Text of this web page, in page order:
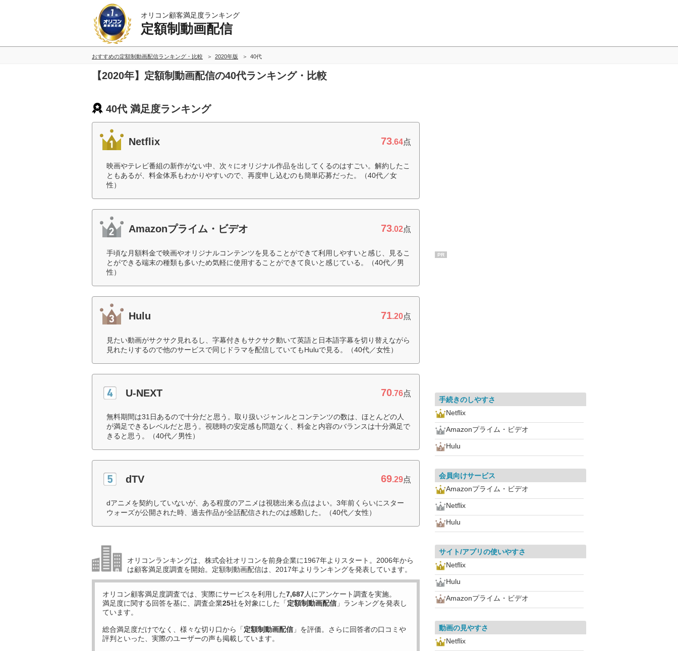
オリコン顧客満足度ランキング
定額制動画配信
おすすめの定額制動画配信ランキング・比較 2020年版 40代
【2020年】定額制動画配信の40代ランキング・比較
40代 満足度ランキング
Netflix 73.64点
映画やテレビ番組の新作がない中、次々にオリジナル作品を出してくるのはすごい。解約したこ
ともあるが、料金体系もわかりやすいので、再度申し込むのも簡単応募だった。（40代／女
性）
Amazonプライム・ビデオ 73.02点
手頃な月額料金で映画やオリジナルコンテンツを見ることができて利用しやすいと感じ、見るこ
とができる端末の種類も多いため気軽に使用することができて良いと感じている。（40代／男
性）
Hulu 71.20点
見たい動画がサクサク見れるし、字幕付きもサクサク動いて英語と日本語字幕を切り替えながら
見れたりするので他のサービスで同じドラマを配信していてもHuluで見る。（40代／女性）
U-NEXT 70.76点
無料期間は31日あるので十分だと思う。取り扱いジャンルとコンテンツの数は、ほとんどの人
が満足できるレベルだと思う。視聴時の安定感も問題なく、料金と内容のバランスは十分満足で
きると思う。（40代／男性）
dTV 69.29点
dアニメを契約していないが、ある程度のアニメは視聴出来る点はよい。3年前くらいにスター
ウォーズが公開された時、過去作品が全話配信されたのは感動した。（40代／女性）
オリコンランキングは、株式会社オリコンを前身企業に1967年よりスタート。2006年から
は顧客満足度調査を開始。定額制動画配信は、2017年よりランキングを発表しています。
オリコン顧客満足度調査では、実際にサービスを利用した7,687人にアンケート調査を実施。
満足度に関する回答を基に、調査企業25社を対象にした「定額制動画配信 」ランキングを発表し
ています。
総合満足度だけでなく、様々な切り口から「定額制動画配信 」を評価。さらに回答者の口コミや
評判といった、実際のユーザーの声も掲載しています。
PR
手続きのしやすさ
Netflix
Amazonプライム・ビデオ
Hulu
会員向けサービス
Amazonプライム・ビデオ
Netflix
Hulu
サイト/アプリの使いやすさ
Netflix
Hulu
Amazonプライム・ビデオ
動画の見やすさ
Netflix